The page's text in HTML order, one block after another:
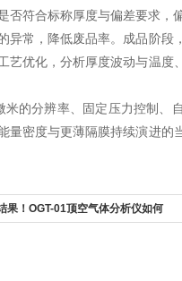
符合标称厚度与偏差要求，
异常，降低废品率。成品阶段
艺优化，分析厚度波动与温度
的分辨率、固定压力控制、
密度与更薄隔膜持续演进的
果！OGT-01顶空气体分析仪如何